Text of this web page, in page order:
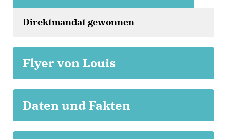
Direktmandat gewonnen
Flyer von Louis
Daten und Fakten